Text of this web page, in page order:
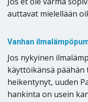
auttavat mielellään
Vanhan
Jos nykyinen
käyttöikänsä päähän
heikentynyt, uuden
hankinta on usein